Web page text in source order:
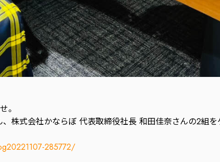
。
株式会社かならぼ 代表取締役社長 和田佳奈さんの2組
285772/